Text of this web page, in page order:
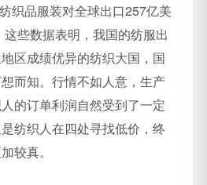
织品服装对全球出口257亿美
些数据表明，我国的纺服出
区成绩优异的纺织大国，国
而知。行情不如人意，生产
的订单利润自然受到了一定
纺织人在四处寻找低价，终
较真。